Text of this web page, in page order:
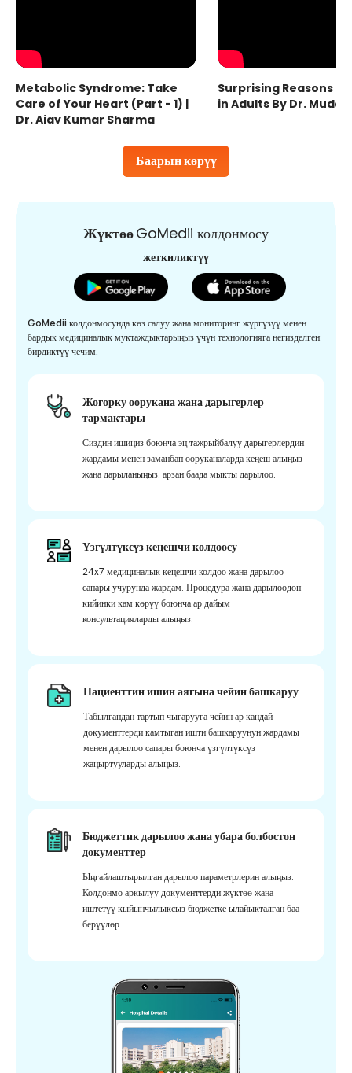
Баарын көрүү
Metabolic Syndrome: Take
Care of Your Heart (Part - 1) |
Dr. Ajay Kumar Sharma
Surprising Reasons
in Adults By Dr.
ЖүктөөGoMedii колдонмосу
жеткиликтүү
GoMedii колдонмосунда көз салуу жана мониторинг жүргүзүү менен
бардык медициналык муктаждыктарыңыз үчүн технологияга негизделген
бирдиктүү чечим.
Жогорку оорукана жана дарыгерлер
тармактары
Сиздин ишиңиз боюнча эң тажрыйбалуу дарыгерлердин
жардамы менен заманбап ооруканаларда кеңеш алыңыз
жана дарыланыңыз. арзан баада мыкты дарылоо.
Үзгүлтүксүз кеңешчи колдоосу
24x7 медициналык кеңешчи колдоо жана дарылоо
сапары учурунда жардам. Процедура жана дарылоодон
кийинки кам көрүү боюнча ар дайым
консультацияларды алыңыз.
Пациенттин ишин аягына чейин башкаруу
Табылгандан тартып чыгарууга чейин ар кандай
документтерди камтыган ишти башкаруунун жардамы
менен дарылоо сапары боюнча үзгүлтүксүз
жаңыртууларды алыңыз.
Бюджеттик дарылоо жана убара болбостон
документтер
Ыңгайлаштырылган дарылоо параметрлерин алыңыз.
Колдонмо аркылуу документтерди жүктөө жана
иштетүү кыйынчылыксыз бюджетке ылайыкталган баа
берүүлөр.